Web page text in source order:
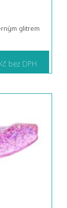
glitrem
bez DPH